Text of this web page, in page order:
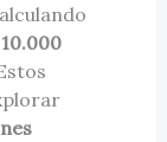
10.000